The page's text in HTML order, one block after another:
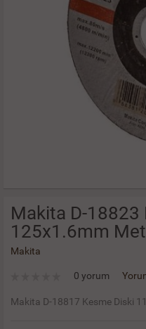
Makita D-18823
125x1.6mm
Makita
0 yorum
Makita D-18817 Kesme Diski